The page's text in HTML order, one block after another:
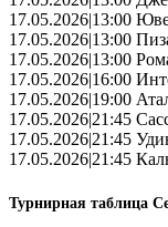
17.05.2026|13:00
17.05.2026|13:00
17.05.2026|13:00
17.05.2026|16:00
17.05.2026|19:00
17.05.2026|21:45
17.05.2026|21:45
17.05.2026|21:45
Турнирная таблица